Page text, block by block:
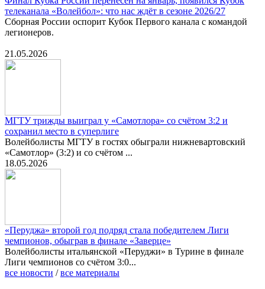
телеканала «Волейбол»: что нас ждёт в сезоне 2026/27
Сборная России оспорит Кубок Первого канала с командой
легионеров.
21.05.2026
МГТУ трижды выиграл у «Самотлора» со счётом 3:2 и
сохранил место в суперлиге
Волейболисты МГТУ в гостях обыграли нижневартовский
«Самотлор» (3:2) и со счётом ...
18.05.2026
«Перуджа» второй год подряд стала победителем Лиги
чемпионов, обыграв в финале «Заверце»
Волейболисты итальянской «Перуджи» в Турине в финале
Лиги чемпионов со счётом 3:0...
все новости /все материалы